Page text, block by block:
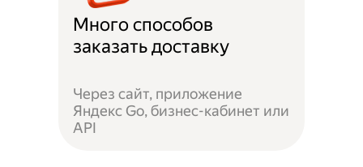
Много способов
заказать доставку
Через сайт, приложение
Яндекс Go, бизнес-кабинет или
API